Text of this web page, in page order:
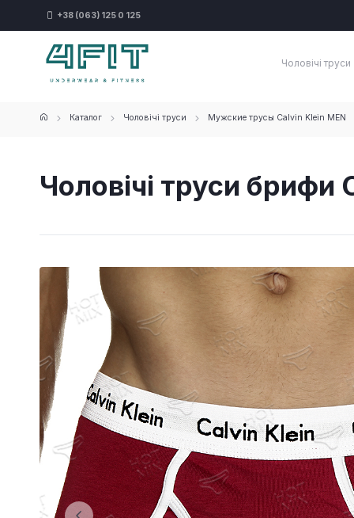
+38 (063) 125 0 125
Чоловічі труси
Каталог Чоловічі труси Мужские трусы Calvin Klein MEN
Чоловічі труси